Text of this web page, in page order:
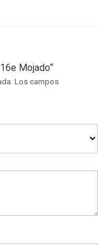
Mojado”
Los campos